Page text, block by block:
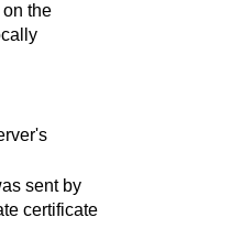
the
sent by
certificate